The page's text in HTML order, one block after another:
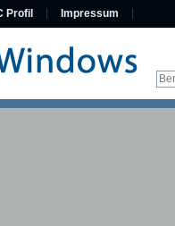
Profil Impressum